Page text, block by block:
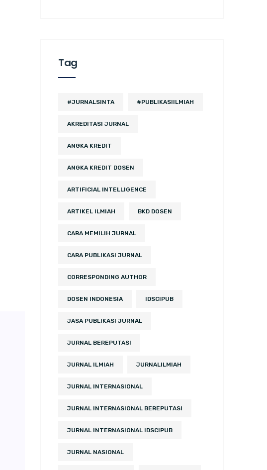
Tag
#JURNALSINTA #PUBLIKASIILMIAH
AKREDITASI JURNAL
ANGKA KREDIT
ANGKA KREDIT DOSEN
ARTIFICIAL INTELLIGENCE
ARTIKEL ILMIAH BKD DOSEN
CARA MEMILIH JURNAL
CARA PUBLIKASI JURNAL
CORRESPONDING AUTHOR
DOSEN INDONESIA IDSCIPUB
JASA PUBLIKASI JURNAL
JURNAL BEREPUTASI
JURNAL ILMIAH JURNALILMIAH
JURNAL INTERNASIONAL
JURNAL INTERNASIONAL BEREPUTASI
JURNAL INTERNASIONAL IDSCIPUB
JURNAL NASIONAL